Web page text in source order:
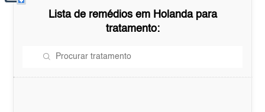
Lista de remédios em Holandapara
tratamento: